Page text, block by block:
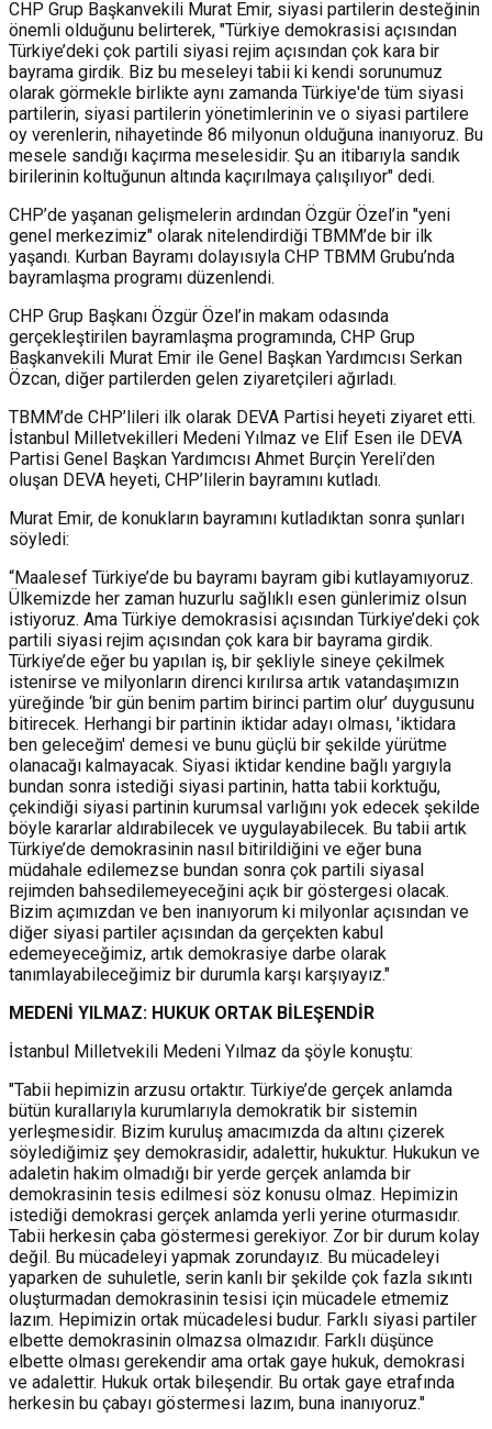
CHP Grup Başkanvekili Murat Emir, siyasi partilerin desteğinin
önemli olduğunu belirterek, "Türkiye demokrasisi açısından
Türkiye’deki çok partili siyasi rejim açısından çok kara bir
bayrama girdik. Biz bu meseleyi tabii ki kendi sorunumuz
olarak görmekle birlikte aynı zamanda Türkiye'de tüm siyasi
partilerin, siyasi partilerin yönetimlerinin ve o siyasi partilere
oy verenlerin, nihayetinde 86 milyonun olduğuna inanıyoruz. Bu
mesele sandığı kaçırma meselesidir. Şu an itibarıyla sandık
birilerinin koltuğunun altında kaçırılmaya çalışılıyor" dedi.
CHP’de yaşanan gelişmelerin ardından Özgür Özel’in "yeni
genel merkezimiz" olarak nitelendirdiği TBMM’de bir ilk
yaşandı. Kurban Bayramı dolayısıyla CHP TBMM Grubu’nda
bayramlaşma programı düzenlendi.
CHP Grup Başkanı Özgür Özel’in makam odasında
gerçekleştirilen bayramlaşma programında, CHP Grup
Başkanvekili Murat Emir ile Genel Başkan Yardımcısı Serkan
Özcan, diğer partilerden gelen ziyaretçileri ağırladı.
TBMM’de CHP’lileri ilk olarak DEVA Partisi heyeti ziyaret etti.
İstanbul Milletvekilleri Medeni Yılmaz ve Elif Esen ile DEVA
Partisi Genel Başkan Yardımcısı Ahmet Burçin Yereli’den
oluşan DEVA heyeti, CHP’lilerin bayramını kutladı.
Murat Emir, de konukların bayramını kutladıktan sonra şunları
söyledi:
“Maalesef Türkiye’de bu bayramı bayram gibi kutlayamıyoruz.
Ülkemizde her zaman huzurlu sağlıklı esen günlerimiz olsun
istiyoruz. Ama Türkiye demokrasisi açısından Türkiye’deki çok
partili siyasi rejim açısından çok kara bir bayrama girdik.
Türkiye’de eğer bu yapılan iş, bir şekliyle sineye çekilmek
istenirse ve milyonların direnci kırılırsa artık vatandaşımızın
yüreğinde ‘bir gün benim partim birinci partim olur’ duygusunu
bitirecek. Herhangi bir partinin iktidar adayı olması, 'iktidara
ben geleceğim' demesi ve bunu güçlü bir şekilde yürütme
olanacağı kalmayacak. Siyasi iktidar kendine bağlı yargıyla
bundan sonra istediği siyasi partinin, hatta tabii korktuğu,
çekindiği siyasi partinin kurumsal varlığını yok edecek şekilde
böyle kararlar aldırabilecek ve uygulayabilecek. Bu tabii artık
Türkiye’de demokrasinin nasıl bitirildiğini ve eğer buna
müdahale edilemezse bundan sonra çok partili siyasal
rejimden bahsedilemeyeceğini açık bir göstergesi olacak.
Bizim açımızdan ve ben inanıyorum ki milyonlar açısından ve
diğer siyasi partiler açısından da gerçekten kabul
edemeyeceğimiz, artık demokrasiye darbe olarak
tanımlayabileceğimiz bir durumla karşı karşıyayız."
MEDENİ YILMAZ: HUKUK ORTAK BİLEŞENDİR
İstanbul Milletvekili Medeni Yılmaz da şöyle konuştu:
"Tabii hepimizin arzusu ortaktır. Türkiye’de gerçek anlamda
bütün kurallarıyla kurumlarıyla demokratik bir sistemin
yerleşmesidir. Bizim kuruluş amacımızda da altını çizerek
söylediğimiz şey demokrasidir, adalettir, hukuktur. Hukukun ve
adaletin hakim olmadığı bir yerde gerçek anlamda bir
demokrasinin tesis edilmesi söz konusu olmaz. Hepimizin
istediği demokrasi gerçek anlamda yerli yerine oturmasıdır.
Tabii herkesin çaba göstermesi gerekiyor. Zor bir durum kolay
değil. Bu mücadeleyi yapmak zorundayız. Bu mücadeleyi
yaparken de suhuletle, serin kanlı bir şekilde çok fazla sıkıntı
oluşturmadan demokrasinin tesisi için mücadele etmemiz
lazım. Hepimizin ortak mücadelesi budur. Farklı siyasi partiler
elbette demokrasinin olmazsa olmazıdır. Farklı düşünce
elbette olması gerekendir ama ortak gaye hukuk, demokrasi
ve adalettir. Hukuk ortak bileşendir. Bu ortak gaye etrafında
herkesin bu çabayı göstermesi lazım, buna inanıyoruz."